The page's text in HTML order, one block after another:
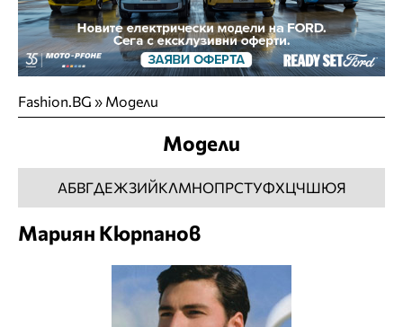
Fashion.BG » Модели
Модели
АБВГДЕЖЗИЙКЛМНОПРСТУФХЦЧШЮЯ
Мариян Кюрпанов